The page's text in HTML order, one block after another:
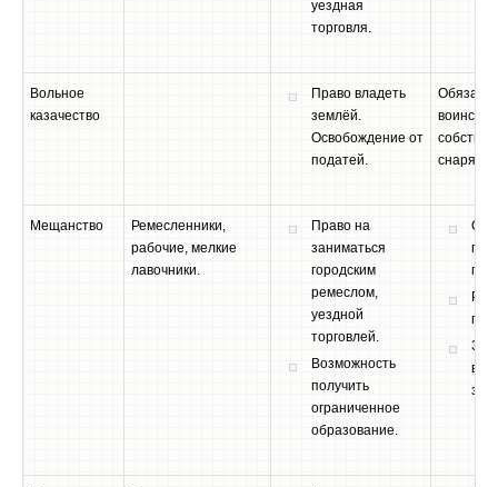
уездная
торговля.
Вольное
казачество
Право владеть
землёй.
Освобождение от
податей.
Мещанство
Ремесленники,
рабочие, мелкие
лавочники.
Право на
заниматься
городским
ремеслом,
уездной
торговлей.
Возможность
получить
ограниченное
образование.